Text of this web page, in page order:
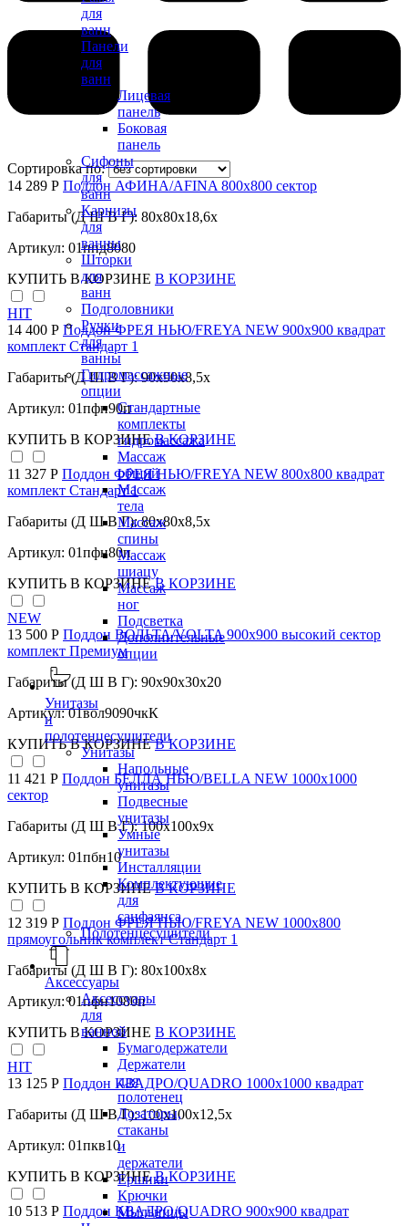
для
ванн
Панели
для
ванн
Лицевая
панель
Боковая
панель
Сифоны
для
ванн
Карнизы
для
ванны
Шторки
для
ванн
Подголовники
Ручки
для
ванны
Гидромассажные
опции
Стандартные
комплекты
гидромассажа
Массаж
общий
Массаж
тела
Массаж
спины
Массаж
шиацу
Массаж
ног
Подсветка
Дополнительные
опции
Унитазы
и
полотенцесушители
Унитазы
Напольные
унитазы
Подвесные
унитазы
Умные
унитазы
Инсталляции
Комплектующие
для
санфаянса
Полотенцесушители
Аксессуары
Аксессуары
для
ванной
Бумагодержатели
Держатели
для
полотенец
Дозаторы,
стаканы
и
держатели
Ершики
Крючки
Мыльницы
Сортировка по:
14 289 Р Поддон АФИНА/AFINA 800х800 сектор
Габариты (Д Ш В Г): 80x80x18,6x
Артикул: 01ппд8080
КУПИТЬ В КОРЗИНЕ В КОРЗИНЕ
HIT
14 400 Р Поддон ФРЕЯ НЬЮ/FREYA NEW 900х900 квадрат
комплект Стандарт 1
Габариты (Д Ш В Г): 90x90x8,5x
Артикул: 01пфн90п
КУПИТЬ В КОРЗИНЕ В КОРЗИНЕ
11 327 Р Поддон ФРЕЯ НЬЮ/FREYA NEW 800х800 квадрат
комплект Стандарт 1
Габариты (Д Ш В Г): 80x80x8,5x
Артикул: 01пфн80п
КУПИТЬ В КОРЗИНЕ В КОРЗИНЕ
NEW
13 500 Р Поддон ВОЛЬТА/VOLTA 900х900 высокий сектор
комплект Премиум
Габариты (Д Ш В Г): 90x90x30x20
Артикул: 01вол9090чкК
КУПИТЬ В КОРЗИНЕ В КОРЗИНЕ
11 421 Р Поддон БЕЛЛА НЬЮ/BELLA NEW 1000х1000
сектор
Габариты (Д Ш В Г): 100x100x9x
Артикул: 01пбн10
КУПИТЬ В КОРЗИНЕ В КОРЗИНЕ
12 319 Р Поддон ФРЕЯ НЬЮ/FREYA NEW 1000х800
прямоугольник комплект Стандарт 1
Габариты (Д Ш В Г): 80x100x8x
Артикул: 01пфн1080п
КУПИТЬ В КОРЗИНЕ В КОРЗИНЕ
HIT
13 125 Р Поддон КВАДРО/QUADRO 1000х1000 квадрат
Габариты (Д Ш В Г): 100x100x12,5x
Артикул: 01пкв10
КУПИТЬ В КОРЗИНЕ В КОРЗИНЕ
10 513 Р Поддон КВАДРО/QUADRO 900х900 квадрат